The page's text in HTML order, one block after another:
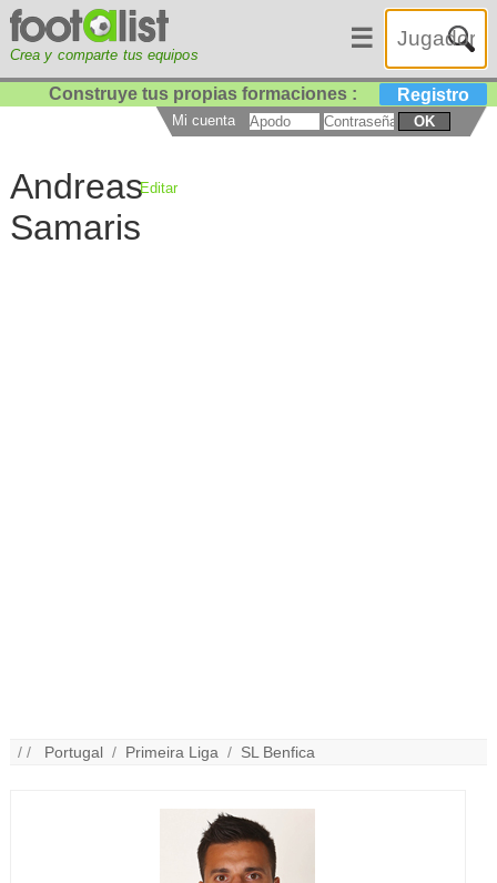
Crea y comparte tus equipos
☰
Construye tus propias formaciones : Registro
Mi cuenta OK
Andreas
Samaris
Editar
/ / Portugal / Primeira Liga / SL Benfica